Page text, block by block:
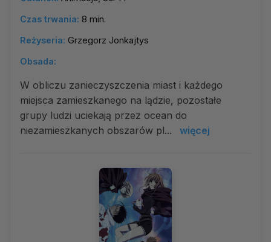
Czas trwania: 8 min.
Reżyseria: Grzegorz Jonkajtys
Obsada:
W obliczu zanieczyszczenia miast i każdego
miejsca zamieszkanego na lądzie, pozostałe
grupy ludzi uciekają przez ocean do
niezamieszkanych obszarów pl...
więcej